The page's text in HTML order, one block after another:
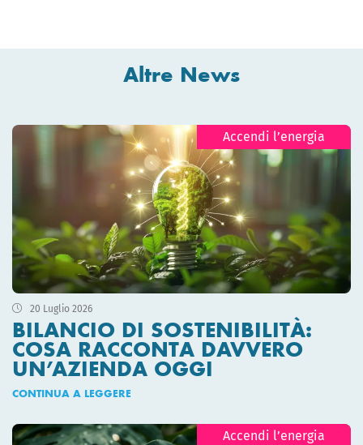
Altre News
Accendi l’energia
20 Luglio 2026
BILANCIO DI SOSTENIBILITÀ:
COSA RACCONTA DAVVERO
UN’AZIENDA OGGI
CONTINUA A LEGGERE
Accendi l’energia